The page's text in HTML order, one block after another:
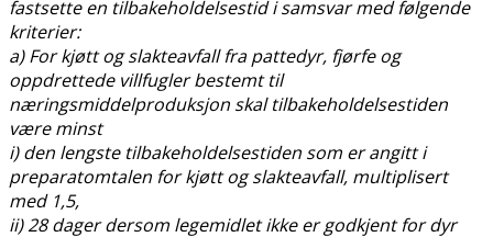
fastsette en tilbakeholdelsestid i samsvar med følgende
kriterier:
a) For kjøtt og slakteavfall fra pattedyr, fjørfe og
oppdrettede villfugler bestemt til
næringsmiddelproduksjon skal tilbakeholdelsestiden
være minst
i) den lengste tilbakeholdelsestiden som er angitt i
preparatomtalen for kjøtt og slakteavfall, multiplisert
med 1,5,
ii) 28 dager dersom legemidlet ikke er godkjent for dyr